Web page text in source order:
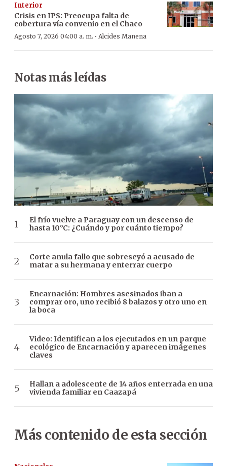
Interior
Crisis en IPS: Preocupa falta de
cobertura vía convenio en el Chaco
Agosto 7, 2026 04:00 a. m. · Alcides Manena
Notas más leídas
El frío vuelve a Paraguay con un descenso de
hasta 10°C: ¿Cuándo y por cuánto tiempo?
Corte anula fallo que sobreseyó a acusado de
matar a su hermana y enterrar cuerpo
Encarnación: Hombres asesinados iban a
comprar oro, uno recibió 8 balazos y otro uno en
la boca
Video: Identifican a los ejecutados en un parque
ecológico de Encarnación y aparecen imágenes
claves
Hallan a adolescente de 14 años enterrada en una
vivienda familiar en Caazapá
Más contenido de esta sección